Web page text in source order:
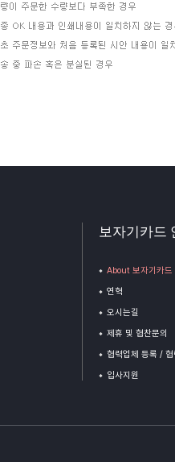
보자기카드
About 보자기카드
연혁
오시는길
제휴 및 협찬문의
협력업체 등록 /
입사지원